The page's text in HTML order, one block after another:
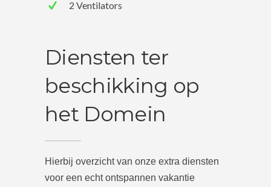
2 Ventilators
Diensten ter
beschikking op
het Domein
Hierbij overzicht van onze extra diensten
voor een echt ontspannen vakantie